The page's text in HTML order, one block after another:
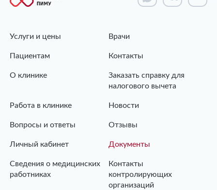
Услуги и цены Врачи
Пациентам Контакты
О клинике
Заказать справку для
налогового вычета
Работа в клинике Новости
Вопросы и ответы Отзывы
Личный кабинет Документы
Сведения о медицинских
работниках
Контакты
контролирующих
организаций